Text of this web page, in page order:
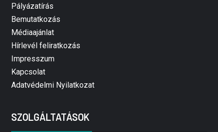
Pályázatírás
Bemutatkozás
Médiaajánlat
Hírlevél feliratkozás
Impresszum
Kapcsolat
Adatvédelmi Nyilatkozat
SZOLGÁLTATÁSOK